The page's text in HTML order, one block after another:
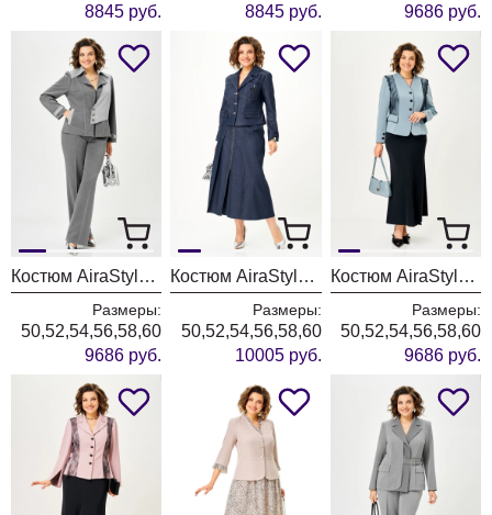
8845 руб.
8845 руб.
9686 руб.
Костюм AiraStyle 24258 серый
Размеры:
50,52,54,56,58,60
9686 руб.
Костюм AiraStyle 24139/синий
Размеры:
50,52,54,56,58,60
10005 руб.
Костюм AiraStyle 24147 серо-голубой
Размеры:
50,52,54,56,58,60
9686 руб.